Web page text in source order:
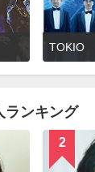
TOKIO
ランキング
2